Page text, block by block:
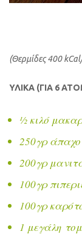
(Θερμίδες 400
ΥΛΙΚΑ (ΓΙΑ 6
½ κιλό
250γρ άπαχο
200γρ
100γρ
100γρ
1 μεγάλη